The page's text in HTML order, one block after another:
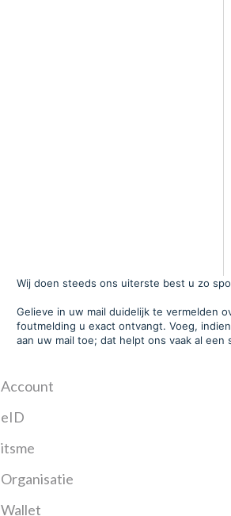
Wij doen steeds ons uiterste best u zo
Gelieve in uw mail duidelijk te vermelden
foutmelding u exact ontvangt. Voeg,
aan uw mail toe; dat helpt ons vaak al een
Account
eID
itsme
Organisatie
Wallet